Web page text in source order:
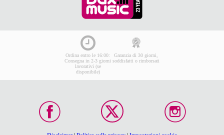
Ordina entro le 16:00:
Consegna in 2-3 giorni
lavorativi (se
disponibile)
Garanzia di 30 giorni,
soddisfatti o rimborsati